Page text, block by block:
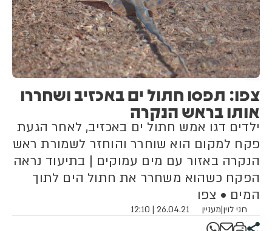
צפו: תפסו חתול ים באכזיב ושחררו
אותו בראש הנקרה
ילדים דגו אמש חתול ים באכזיב, לאחר הגעת
פקח למקום הוא שוחרר והוחזר לשמורת ראש
הנקרה באזור עם מים עמוקים | בתיעוד נראה
הפקח כשהוא משחרר את חתול הים לתוך
המים • צפו
חני לוין|מעניין 26.04.21 | 12:10